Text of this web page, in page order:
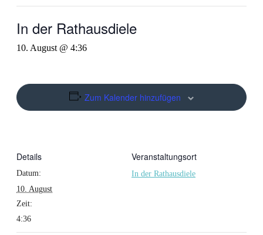
In der Rathausdiele
10. August @ 4:36
Zum Kalender hinzufügen
Details
Datum:
10. August
Zeit:
4:36
Veranstaltungsort
In der Rathausdiele